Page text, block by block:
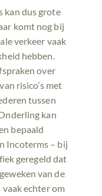
kan dus grote
komt nog bij
verkeer vaak
hebben.
over
risico’s met
tussen
kan
bepaald
Incoterms – bij
geregeld dat
van de
echter om